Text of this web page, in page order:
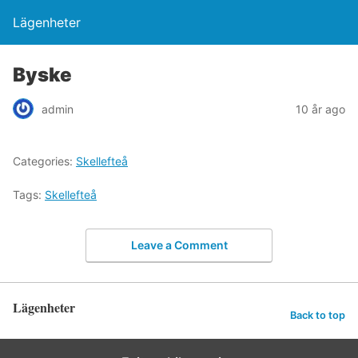
Lägenheter
Byske
admin 10 år ago
Categories: Skellefteå
Tags: Skellefteå
Leave a Comment
Lägenheter Back to top